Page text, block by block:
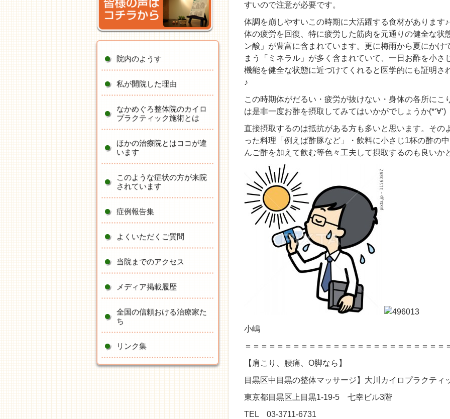
すいので注意が必要です。
体調を崩しやすいこの時期に大活躍する食材があります
体の疲労を回復、特に疲労した筋肉を元通りの健全な状
ン酸」が豊富に含まれています。更に梅雨から夏にかけ
まう「ミネラル」が多く含まれていて、一日お酢を小さ
機能を健全な状態に近づけてくれると医学的にも証明さ
♪
この時期体がだるい・疲労が抜けない・身体の各所にこ
は是非一度お酢を摂取してみてはいかがでしょうか(*‘∀‘)
直接摂取するのは抵抗がある方も多いと思います。その
った料理「例えば酢豚など」・飲料に小さじ1杯の酢の
んご酢を加えて飲む等色々工夫して摂取するのも良いか
小嶋
＝＝＝＝＝＝＝＝＝＝＝＝＝＝＝＝＝＝＝＝＝＝＝＝＝
【肩こり、腰痛、O脚なら】
目黒区中目黒の整体マッサージ】大川カイロプラクティ
東京都目黒区上目黒1-19-5 七幸ビル3階
TEL 03-3711-6731
院内のようす
私が開院した理由
なかめぐろ整体院のカイロ
プラクティック施術とは
ほかの治療院とはココが違
います
このような症状の方が来院
されています
症例報告集
よくいただくご質問
当院までのアクセス
メディア掲載履歴
全国の信頼おける治療家た
ち
リンク集